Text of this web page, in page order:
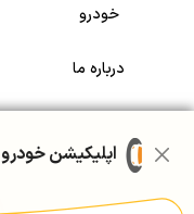
خودرو
درباره ما
سرمایه گذاری در
اپلیکیشن